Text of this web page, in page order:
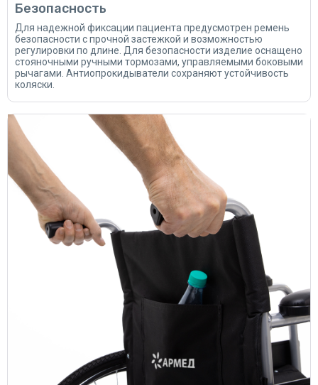
Безопасность
Для надежной фиксации пациента предусмотрен ремень
безопасности с прочной застежкой и возможностью
регулировки по длине. Для безопасности изделие оснащено
стояночными ручными тормозами, управляемыми боковыми
рычагами. Антиопрокидыватели сохраняют устойчивость
коляски.